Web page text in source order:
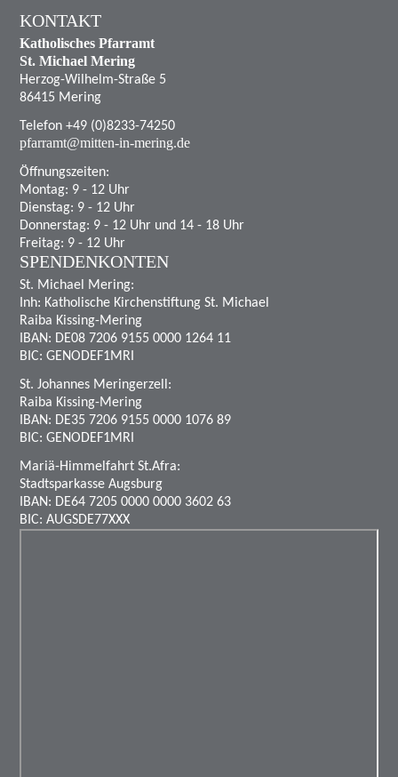
KONTAKT
Katholisches Pfarramt
St. Michael Mering
Herzog-Wilhelm-Straße 5
86415 Mering
Telefon +49 (0)8233-74250
pfarramt@mitten-in-mering.de
Öffnungszeiten:
Montag: 9 - 12 Uhr
Dienstag: 9 - 12 Uhr
Donnerstag: 9 - 12 Uhr und 14 - 18 Uhr
Freitag: 9 - 12 Uhr
SPENDENKONTEN
St. Michael Mering:
Inh: Katholische Kirchenstiftung St. Michael
Raiba Kissing-Mering
IBAN: DE08 7206 9155 0000 1264 11
BIC: GENODEF1MRI
St. Johannes Meringerzell:
Raiba Kissing-Mering
IBAN: DE35 7206 9155 0000 1076 89
BIC: GENODEF1MRI
Mariä-Himmelfahrt St.Afra:
Stadtsparkasse Augsburg
IBAN: DE64 7205 0000 0000 3602 63
BIC: AUGSDE77XXX